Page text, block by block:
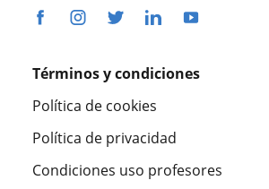
Términos y condiciones
Política de cookies
Política de privacidad
Condiciones uso profesores